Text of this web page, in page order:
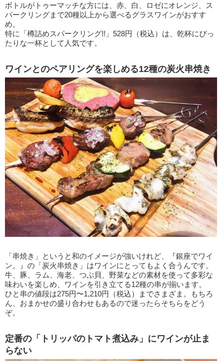
ボトルがトゥーマッチな方には、赤、白、ロゼにオレンジ、ス
パークリングまで20種以上から選べるグラスワインがおすす
め。
特に「樽詰めスパークリング!!」528円（税込）は、乾杯にぴっ
たりな一杯として人気です。
ワインとのペアリングを楽しめる12種の炭火串焼き
「串焼き」というと和のイメージが強いけれど、『銀座でワイ
ン。』の「炭火串焼き」はワインにとってもよく合うんです。
牛、豚、ラム、海老、つぶ貝、野菜などの素材を使って多彩な
味わいを楽しめ、ワインを引き立てる12種の串が揃います。
ひと串の値段は275円〜1,210円（税込）までさまざま。もちろ
ん、おまかせの盛り合わせもあるので迷ったらそちらをどう
ぞ。
定番の「トリッパのトマト煮込み」にワインが止ま
らない